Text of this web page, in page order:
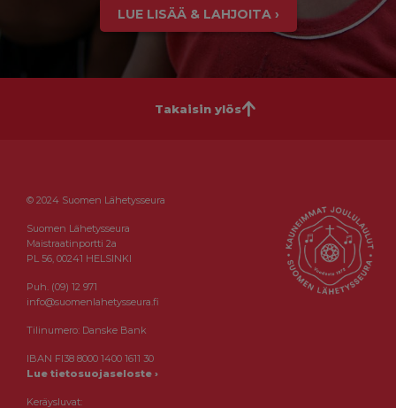
LUE LISÄÄ & LAHJOITA ›
Takaisin ylös
© 2024 Suomen Lähetysseura
Suomen Lähetysseura
Maistraatinportti 2a
PL 56, 00241 HELSINKI
Puh. (09) 12 971
info@suomenlahetysseura.fi
Tilinumero: Danske Bank
IBAN FI38 8000 1400 1611 30
Lue tietosuojaseloste ›
Keräysluvat: